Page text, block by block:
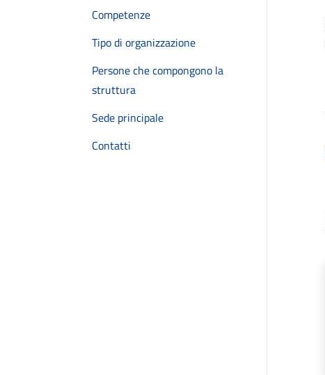
Competenze
Tipo di organizzazione
Persone che compongono la
struttura
Sede principale
Contatti